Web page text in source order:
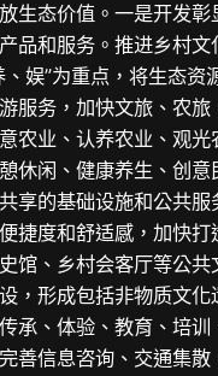
生态价值。一是开发
品和服务。推进乡村文
娱”为重点，将生态资
服务，加快文旅、农旅
农业、认养农业、观光
休闲、健康养生、创意
享的基础设施和公共服
捷度和舒适感，加快打
馆、乡村会客厅等公共
，形成包括非物质文化
承、体验、教育、培训
善信息咨询、交通集散